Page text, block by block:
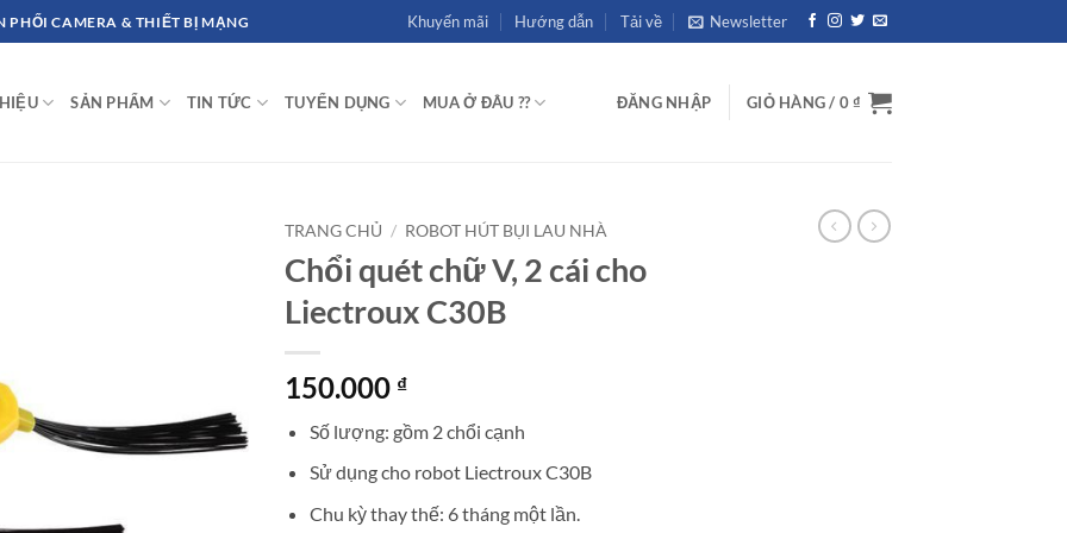
PHỐI CAMERA & THIẾT BỊ MẠNG Khuyến mãi Hướng dẫn Tải về Newsletter
SẢN PHẨM TIN TỨC TUYỂN DỤNG MUA Ở ĐÂU ?? ĐĂNG NHẬP GIỎ HÀNG / 0₫
TRANG CHỦ / ROBOT HÚT BỤI LAU NHÀ
Chổi quét chữ V, 2 cái cho
Liectroux C30B
150.000 ₫
Số lượng: gồm 2 chổi cạnh
Sử dụng cho robot Liectroux C30B
Chu kỳ thay thế: 6 tháng một lần.